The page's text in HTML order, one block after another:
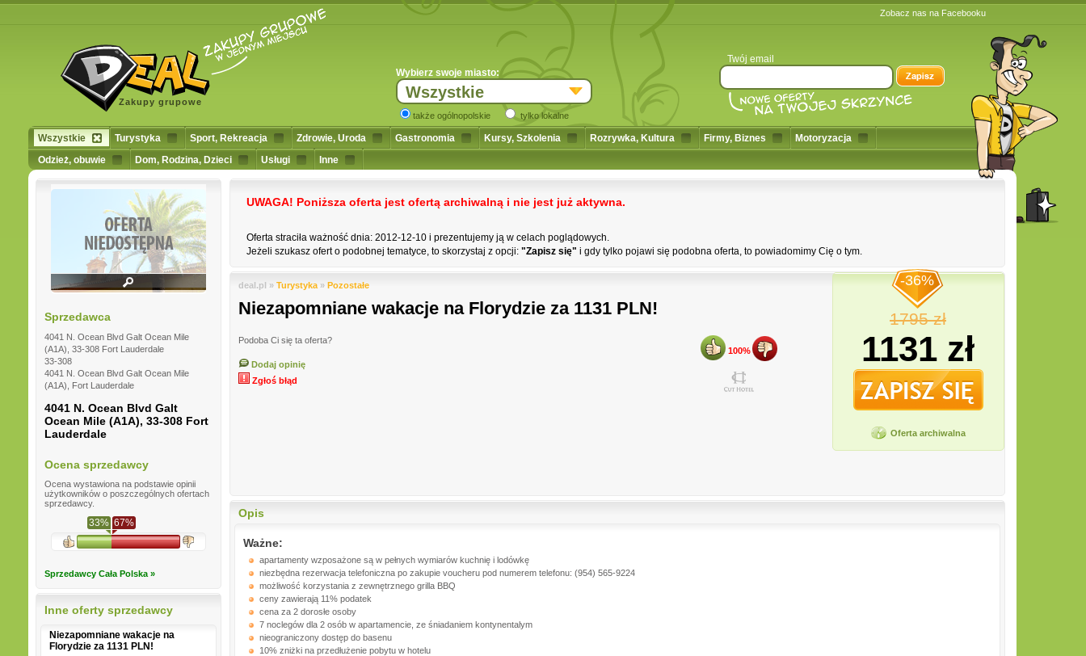
Zakupy grupowe
Wybierz swoje miasto:
Wszystkie
także ogólnopolskie tylko lokalne
Twój email
Zobacz nas na Facebooku
Wszystkie Turystyka Sport, Rekreacja Zdrowie, Uroda Gastronomia Kursy, Szkolenia Rozrywka, Kultura Firmy, Biznes
Motoryzacja
Odzież, obuwie
Dom, Rodzina, Dzieci Usługi Inne
Sprzedawca
4041 N. Ocean Blvd Galt Ocean Mile
(A1A), 33-308 Fort Lauderdale
33-308
4041 N. Ocean Blvd Galt Ocean Mile
(A1A), Fort Lauderdale
4041 N. Ocean Blvd Galt
Ocean Mile (A1A), 33-308 Fort
Lauderdale
Ocena sprzedawcy
Ocena wystawiona na podstawie opinii
użytkowników o poszczególnych ofertach
sprzedawcy.
33% 67%
Sprzedawcy Cała Polska »
Inne oferty sprzedawcy
Niezapomniane wakacje na
Florydzie za 1131 PLN!
UWAGA! Poniższa oferta jest ofertą archiwalną i nie jest już aktywna.
Oferta straciła ważność dnia: 2012-12-10 i prezentujemy ją w celach poglądowych.
Jeżeli szukasz ofert o podobnej tematyce, to skorzystaj z opcji: "Zapisz się" i gdy tylko pojawi się podobna oferta, to powiadomimy Cię o tym.
deal.pl » Turystyka » Pozostałe
Niezapomniane wakacje na Florydzie za 1131 PLN!
Podoba Ci się ta oferta?
Dodaj opinię
Zgłoś błąd
100%
-36%
1795 zł
1131 zł
Oferta archiwalna
Opis
Ważne:
apartamenty wzposażone są w pełnych wymiarów kuchnię i lodówkę
niezbędna rezerwacja telefoniczna po zakupie voucheru pod numerem telefonu: (954) 565-9224
możliwość korzystania z zewnętrznego grilla BBQ
ceny zawierają 11% podatek
cena za 2 dorosłe osoby
7 noclegów dla 2 osób w apartamencie, ze śniadaniem kontynentalym
nieograniczony dostęp do basenu
10% zniżki na przedłużenie pobytu w hotelu